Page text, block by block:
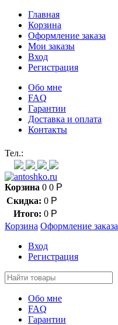
Главная
Корзина
Оформление заказа
Мои заказы
Вход
Регистрация
Обо мне
FAQ
Гарантии
Доставка и оплата
Контакты
Тел.:
Корзина 0 0 Р
Скидка: 0 Р
Итого: 0 Р
Корзина Оформление заказа
Вход
Регистрация
Обо мне
FAQ
Гарантии